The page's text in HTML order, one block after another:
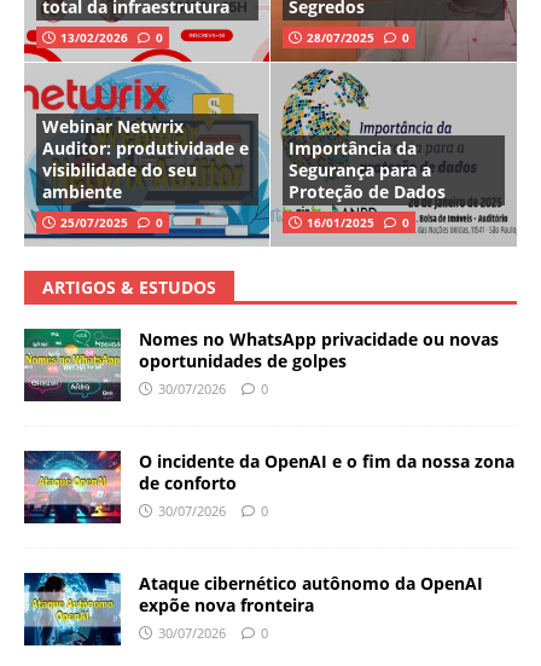
total da infraestrutura
13/02/2026 0
Segredos
28/07/2025 0
Webinar Netwrix
Auditor: produtividade e
visibilidade do seu
ambiente
25/07/2025 0
Importância da
Segurança para a
Proteção de Dados
16/01/2025 0
ARTIGOS & ESTUDOS
Nomes no WhatsApp privacidade ou novas
oportunidades de golpes
30/07/2026 0
O incidente da OpenAI e o fim da nossa zona
de conforto
30/07/2026 0
Ataque cibernético autônomo da OpenAI
expõe nova fronteira
30/07/2026 0